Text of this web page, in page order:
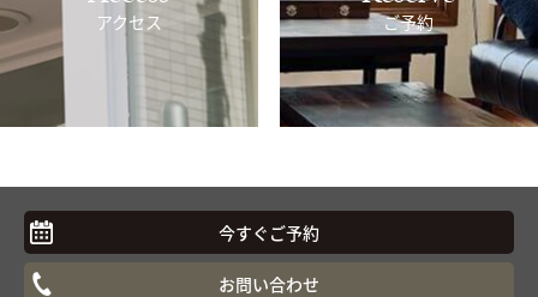
アクセス ご予約
今すぐご予約
お問い合わせ